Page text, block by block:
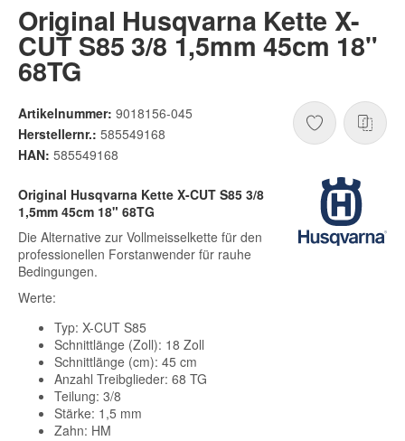
Original Husqvarna Kette X-
CUT S85 3/8 1,5mm 45cm 18"
68TG
Artikelnummer: 9018156-045
Herstellernr.: 585549168
HAN: 585549168
Original Husqvarna Kette X-CUT S85 3/8
1,5mm 45cm 18" 68TG
Die Alternative zur Vollmeisselkette für den
professionellen Forstanwender für rauhe
Bedingungen.
Werte:
Typ: X-CUT S85
Schnittlänge (Zoll): 18 Zoll
Schnittlänge (cm): 45 cm
Anzahl Treibglieder: 68 TG
Teilung: 3/8
Stärke: 1,5 mm
Zahn: HM